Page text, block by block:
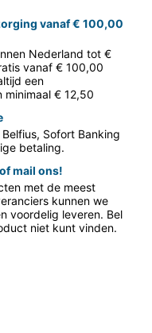
vanaf € 100,00
Nederland tot €
vanaf € 100,00
een
€ 12,50
Sofort Banking
betaling.
mail ons!
met de meest
kunnen we
voordelig leveren. Bel
niet kunt vinden.